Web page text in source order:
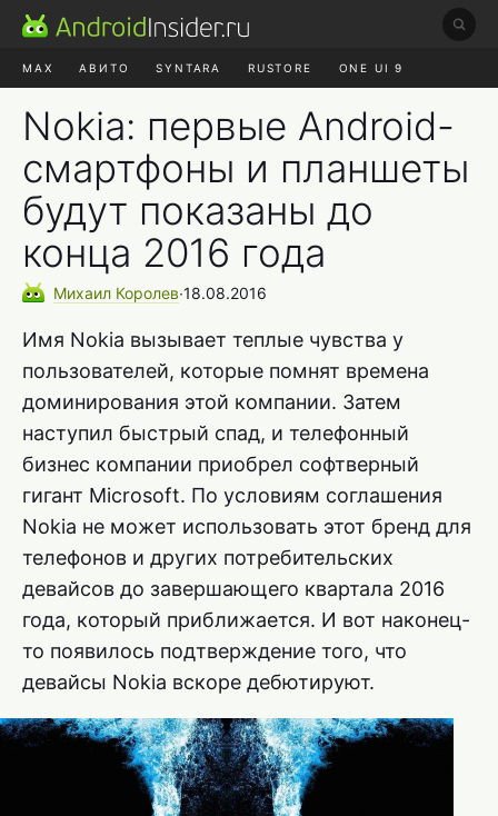
MAX АВИТО SYNTARA RUSTORE ONE UI 9
Nokia: первые Android-
смартфоны и планшеты
будут показаны до
конца 2016 года
Михаил Королев∙18.08.2016
Имя Nokia вызывает теплые чувства у
пользователей, которые помнят времена
доминирования этой компании. Затем
наступил быстрый спад, и телефонный
бизнес компании приобрел софтверный
гигант Microsoft. По условиям соглашения
Nokia не может использовать этот бренд для
телефонов и других потребительских
девайсов до завершающего квартала 2016
года, который приближается. И вот наконец-
то появилось подтверждение того, что
девайсы Nokia вскоре дебютируют.